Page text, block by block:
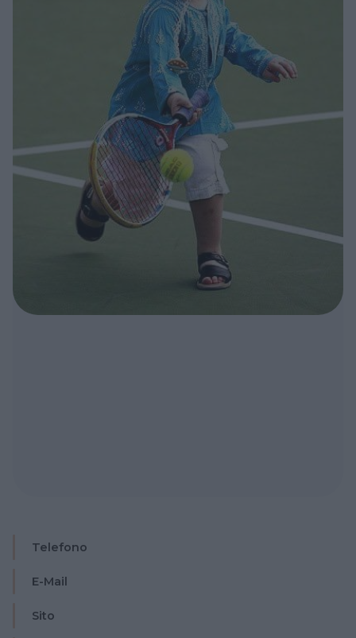
Telefono
E-Mail
Sito